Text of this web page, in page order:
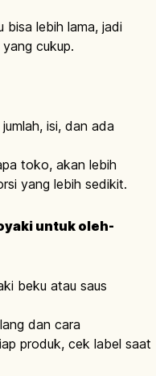
bisa lebih lama, jadi
cukup.
isi, dan ada
toko, akan lebih
yang lebih sedikit.
untuk oleh-
beku atau saus
dan cara
produk, cek label saat